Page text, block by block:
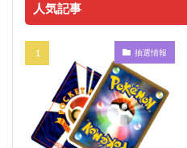
人気記事
抽選情報